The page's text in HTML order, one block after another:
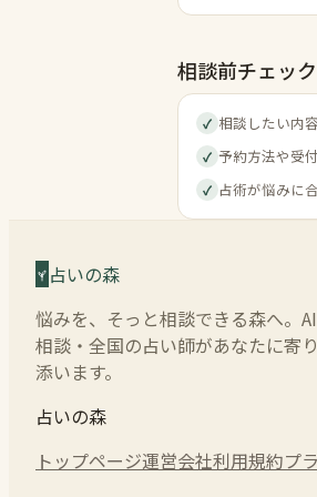
相談前チェッ
✓ 相談したい内
✓ 予約方法や受
✓ 占術が悩みに
占いの森
悩みを、そっと相談できる森へ。AI
相談・全国の占い師があなたに寄り
添います。
占いの森
トップページ運営会社利用規約プ